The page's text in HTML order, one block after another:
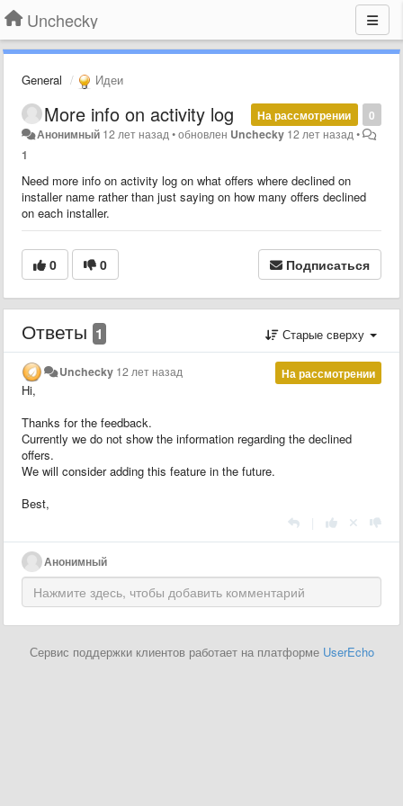
Unchecky
General Идеи
0
На рассмотрении
More info on activity log
Анонимный 12 лет назад •обновлен Unchecky 12 лет назад •
1
Need more info on activity log on what offers where declined on
installer name rather than just saying on how many offers declined
on each installer.
0 0 Подписаться
Ответы 1 Старые сверху
На рассмотрении
Unchecky 12 лет назад
Hi,
Thanks for the feedback.
Currently we do not show the information regarding the declined
offers.
We will consider adding this feature in the future.
Best,
Анонимный
Сервис поддержки клиентов работает на платформе UserEcho